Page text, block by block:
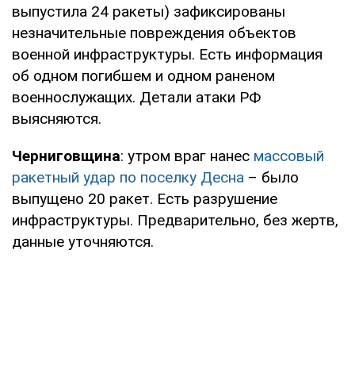
выпустила 24 ракеты) зафиксированы
незначительные повреждения объектов
военной инфраструктуры. Есть информация
об одном погибшем и одном раненом
военнослужащих. Детали атаки РФ
выясняются.
Черниговщина: утром враг нанес массовый
ракетный удар по поселку Десна – было
выпущено 20 ракет. Есть разрушение
инфраструктуры. Предварительно, без жертв,
данные уточняются.